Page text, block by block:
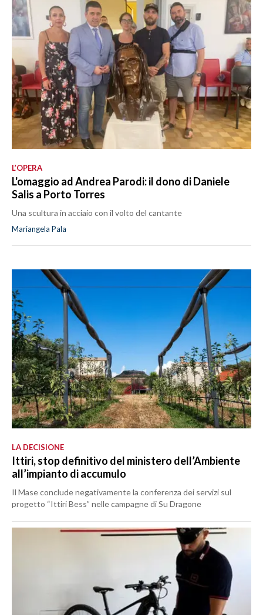
L’OPERA
L'omaggio ad Andrea Parodi: il dono di Daniele
Salis a Porto Torres
Una scultura in acciaio con il volto del cantante
Mariangela Pala
LA DECISIONE
Ittiri, stop definitivo del ministero dell’Ambiente
all’impianto di accumulo
Il Mase conclude negativamente la conferenza dei servizi sul
progetto “Ittiri Bess” nelle campagne di Su Dragone